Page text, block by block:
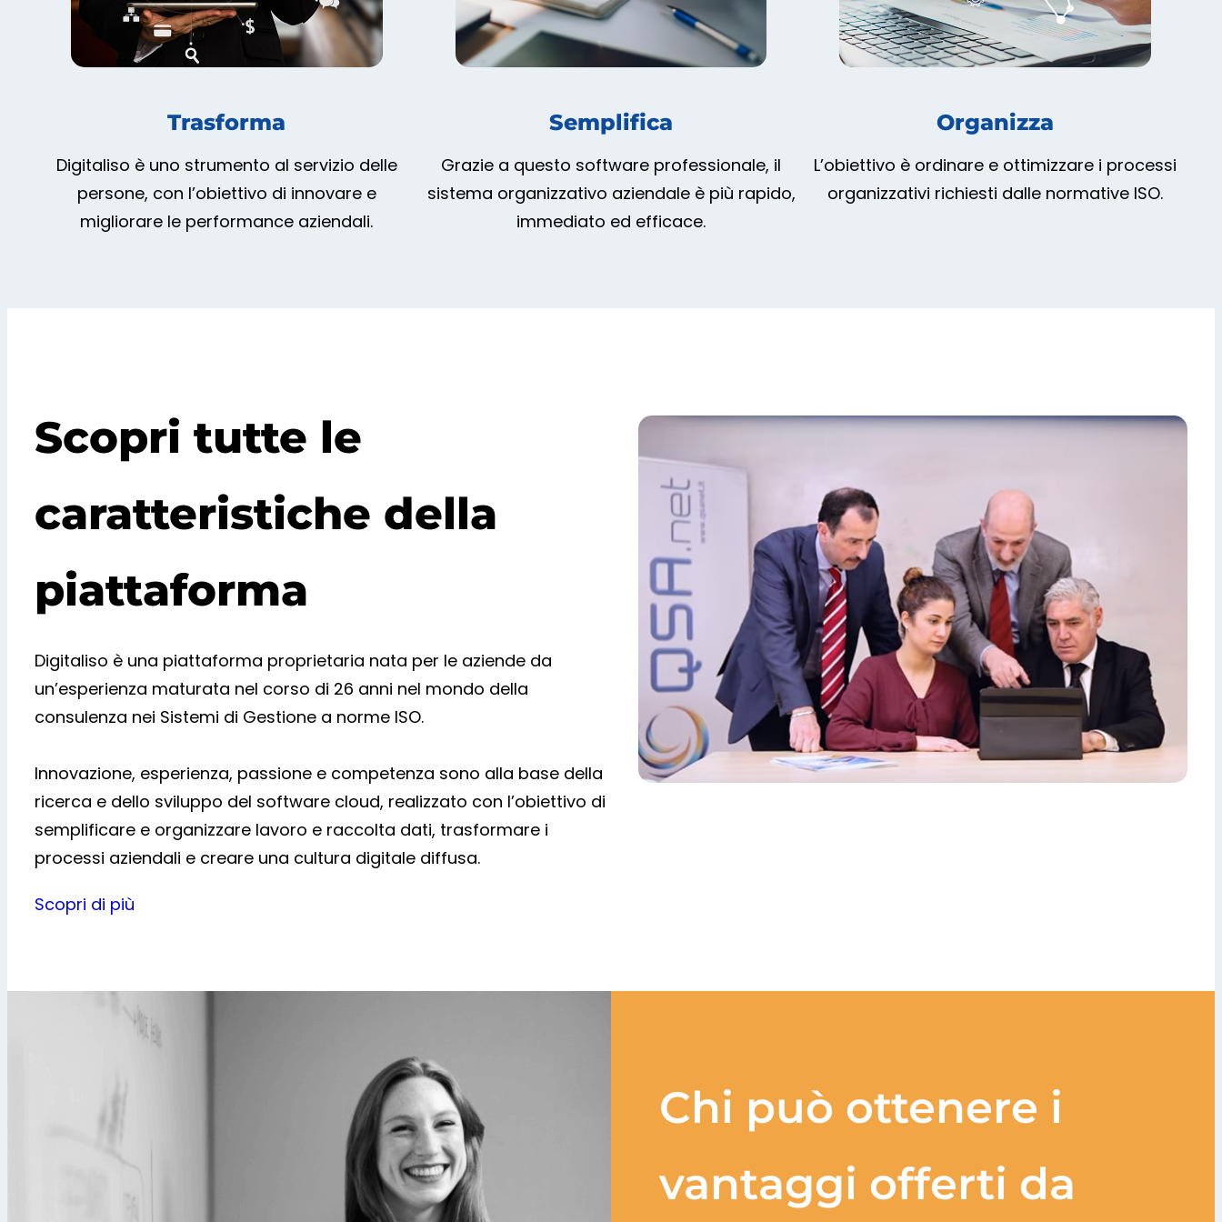
Trasforma
Digitaliso è uno strumento al servizio delle
persone, con l’obiettivo di innovare e
migliorare le performance aziendali.
Semplifica
Grazie a questo software professionale, il
sistema organizzativo aziendale è più rapido,
immediato ed efficace.
Organizza
L’obiettivo è ordinare e ottimizzare i processi
organizzativi richiesti dalle normative ISO.
Scopri tutte le
caratteristiche della
piattaforma
Digitaliso è una piattaforma proprietaria nata per le aziende da
un’esperienza maturata nel corso di 26 anni nel mondo della
consulenza nei Sistemi di Gestione a norme ISO.
Innovazione, esperienza, passione e competenza sono alla base della
ricerca e dello sviluppo del software cloud, realizzato con l’obiettivo di
semplificare e organizzare lavoro e raccolta dati, trasformare i
processi aziendali e creare una cultura digitale diffusa.
Scopri di più
Chi può ottenere i
vantaggi offerti da